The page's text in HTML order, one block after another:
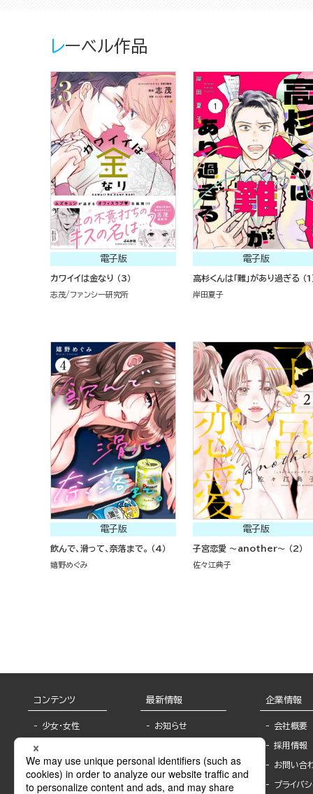
レーベル作品
電子版
カワイイは金なり （3）
志茂 ファンシー研究所
電子版
高杉くんは「難」があり過ぎる （1
岸田夏子
電子版
飲んで、滑って、奈落まで。 （4）
嬉野めぐみ
電子版
子宮恋愛 ～another～ （2）
佐々江典子
コンテンツ
少女・女性
BL
ライトノベル
最新情報
お知らせ
報
書店様へ
企業情報
会社概要
採用情報
お問い合
プライバ